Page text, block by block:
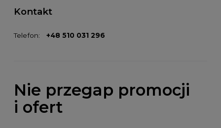
Kontakt
Telefon: +48 510 031 296
Nie przegap promocji
i ofert